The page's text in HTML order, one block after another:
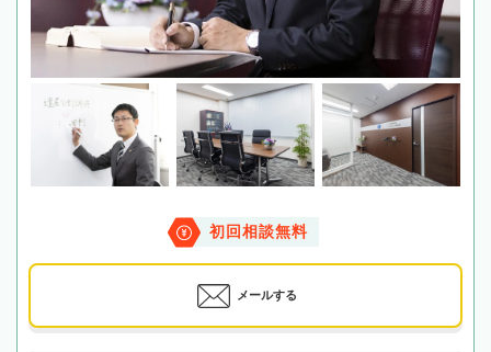
初回相談無料
メールする